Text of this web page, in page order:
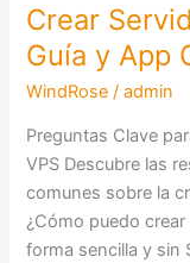
Crear
Guía y App
WindRose /admin
Preguntas Clave
VPS Descubre las
comunes sobre la
¿Cómo puedo
forma sencilla y sin
Crear
Servidor
WindRose
en
VPS:
Guía
y
App
Gratuita